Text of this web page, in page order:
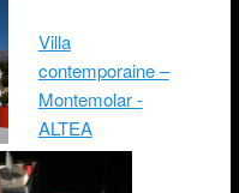
Villa
contemporaine –
Montemolar -
ALTEA